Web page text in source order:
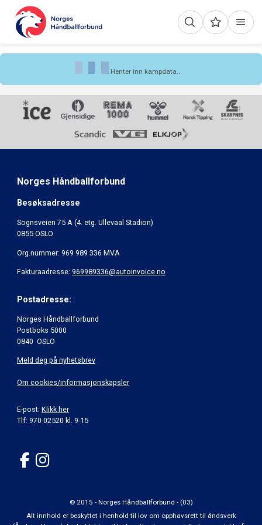
Henter inn kampdata...
Norges Håndballforbund
Besøksadresse
Sognsveien 75 A (4. etg. Ullevaal Stadion)
0855 OSLO
Org.nummer: 969 989 336 MVA
Fakturaadresse: 969989336@autoinvoice.no
Postadresse:
Norges Håndballforbund
Postboks 5000
0840 OSLO
Meld deg på nyhetsbrev
Om cookies/informasjonskapsler
E-post: Klikk her
Tlf: 970 02520 kl. 9-15
© 2015 - Norges Håndballforbund - (03)
Alt innhold er beskyttet i henhold til lov om opphavsrett til åndsverk